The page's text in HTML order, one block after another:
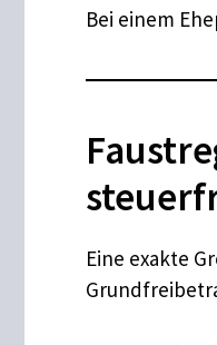
Bei einem
Eine exakte